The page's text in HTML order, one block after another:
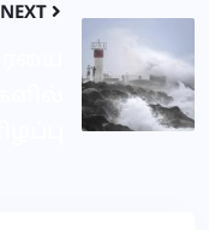
NEXT